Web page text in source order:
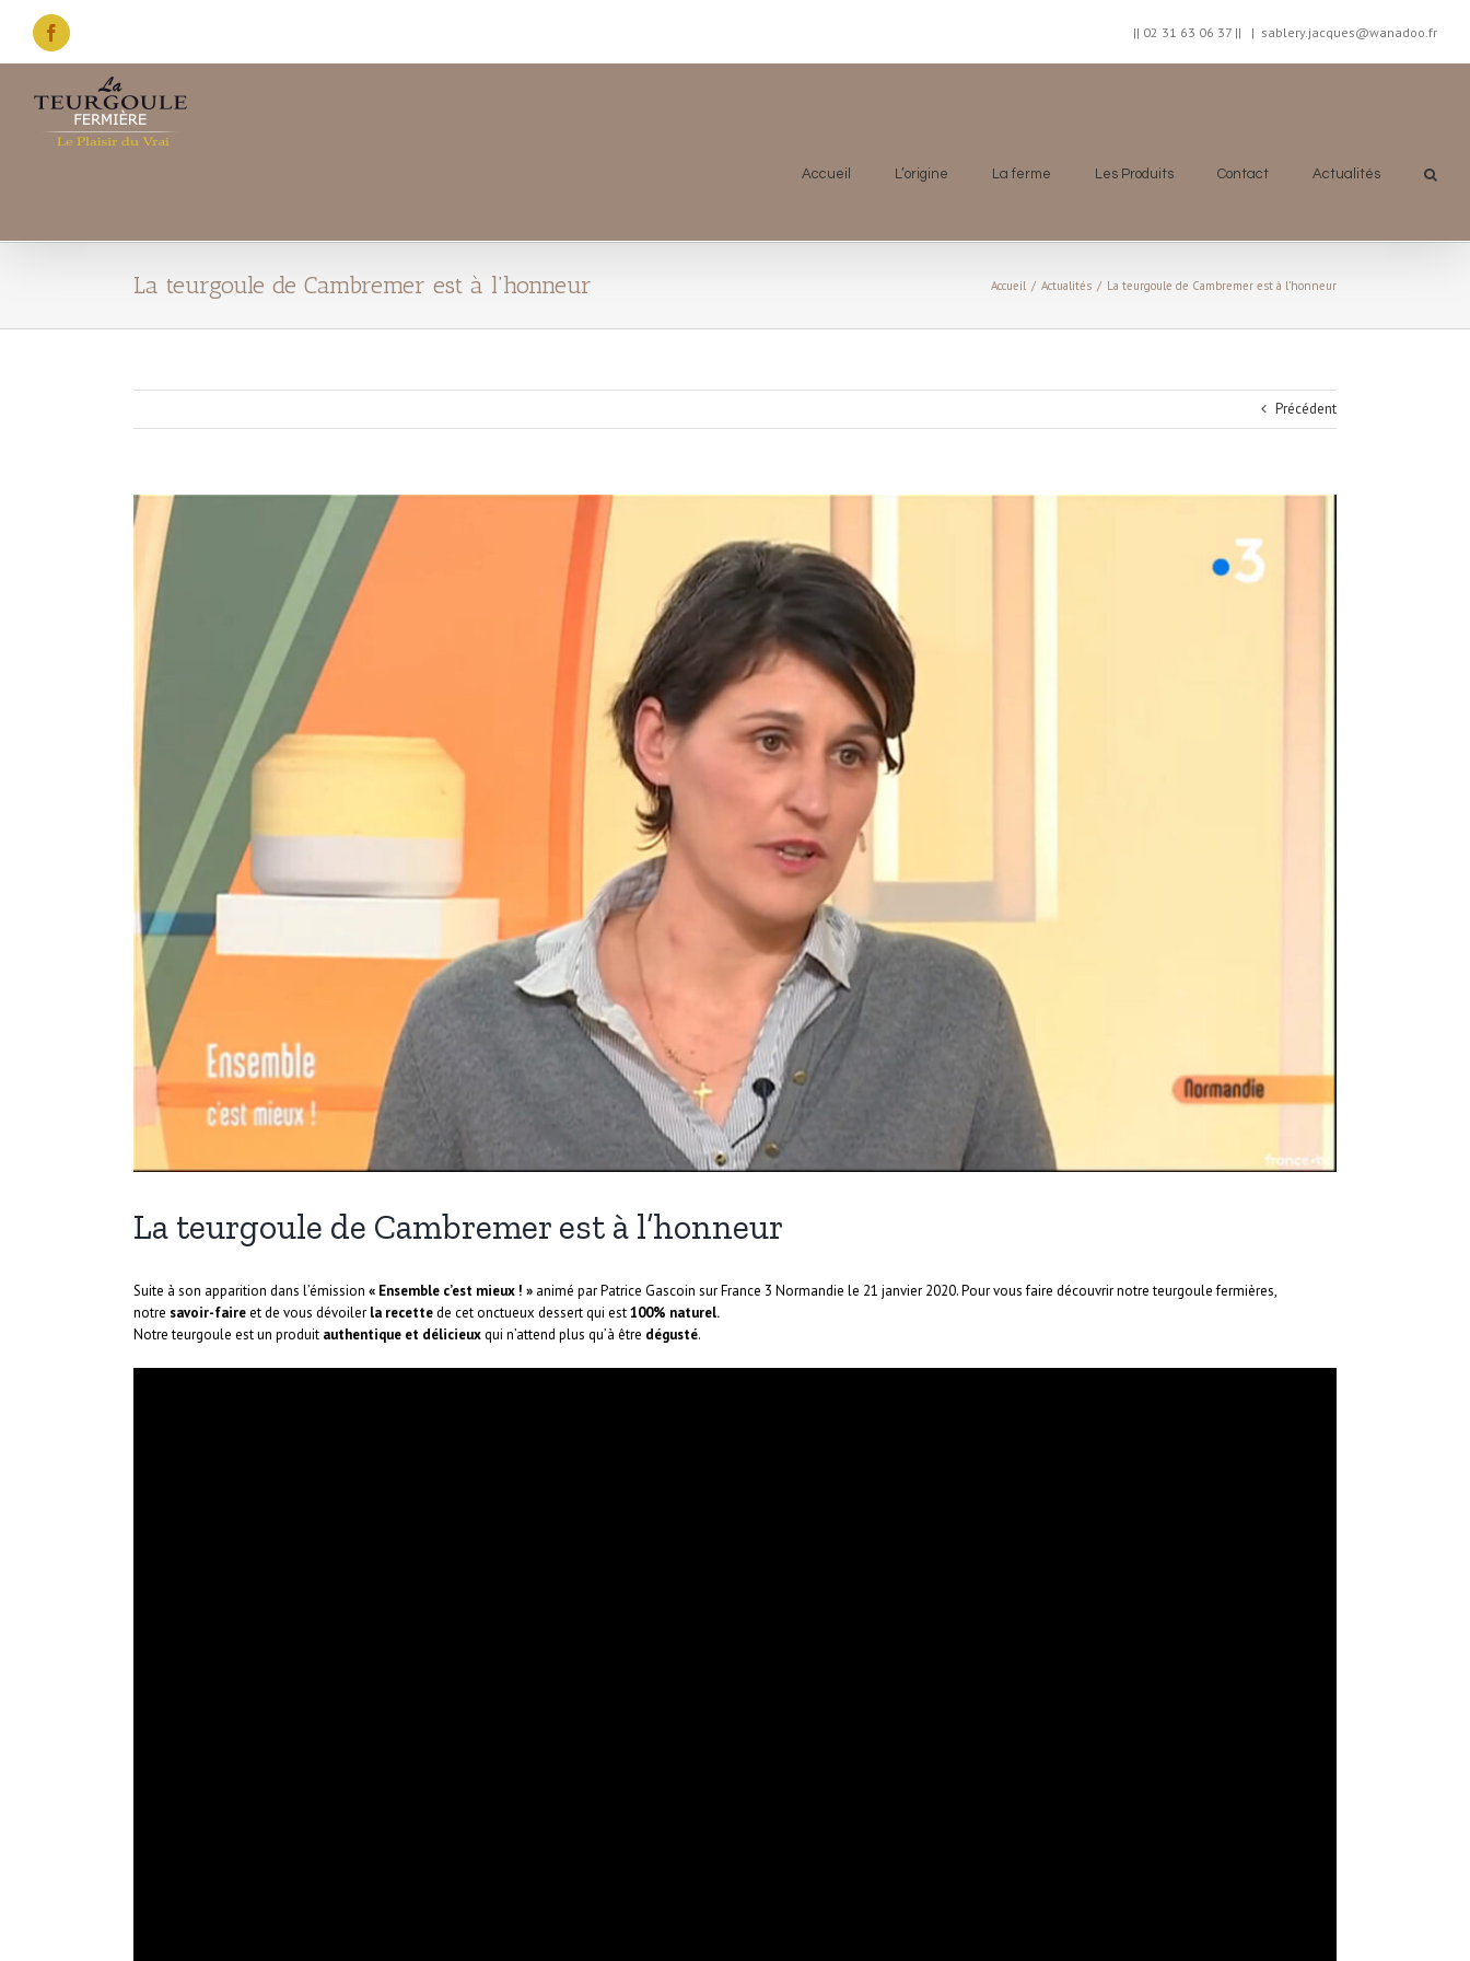
content
Facebook || 02 31 63 06 37 || | sablery.jacques@wanadoo.fr
Accueil L’origine La ferme Les Produits Contact Actualités
La teurgoule de Cambremer est à l’honneur Accueil / Actualités / La teurgoule de Cambremer est à l’honneur
Précédent
View
Larger
Image
La teurgoule de Cambremer est à l’honneur
Suite à son apparition dans l’émission « Ensemble c’est mieux ! » animé par Patrice Gascoin sur France 3 Normandie le 21 janvier 2020. Pour vous faire découvrir notre teurgoule fermières,
notre savoir-faireet de vous dévoiler la recettede cet onctueux dessert qui est100% naturel.
Notre teurgoule est un produit authentique et délicieuxqui n’attend plus qu’à être dégusté.